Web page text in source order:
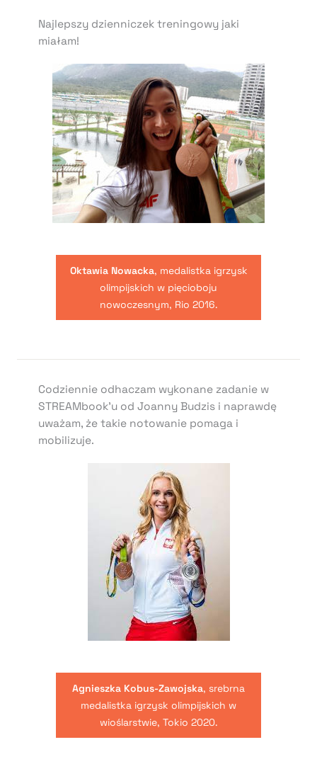
Najlepszy dzienniczek treningowy jaki
miałam!
Oktawia Nowacka, medalistka igrzysk
olimpijskich w pięcioboju
nowoczesnym, Rio 2016.
Codziennie odhaczam wykonane zadanie w
STREAMbook’u od Joanny Budzis i naprawdę
uważam, że takie notowanie pomaga i
mobilizuje.
Agnieszka Kobus-Zawojska, srebrna
medalistka igrzysk olimpijskich w
wioślarstwie, Tokio 2020.